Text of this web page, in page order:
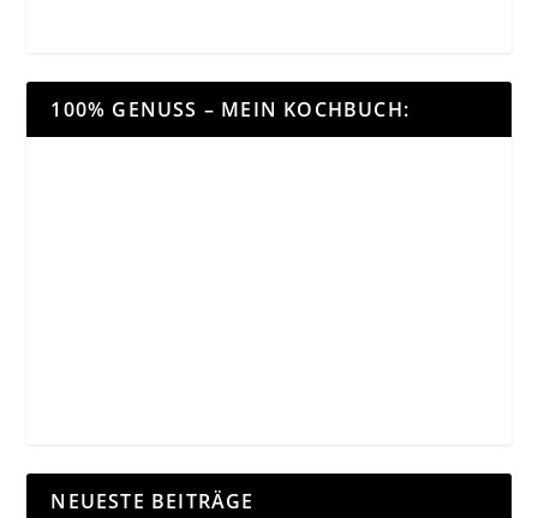
100% GENUSS – MEIN KOCHBUCH:
NEUESTE BEITRÄGE